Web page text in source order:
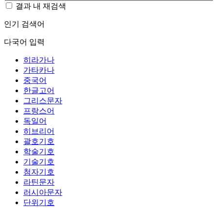
결과 내 재검색
인기 검색어
다국어 입력
히라가나
가타카나
중국어
한글고어
그리스문자
프랑스어
독일어
히브리어
괄호기호
학술기호
기술기호
첨자기호
라틴문자
러시아문자
단위기호